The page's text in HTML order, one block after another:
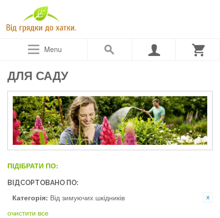
Menu
ДЛЯ САДУ
ПІДІБРАТИ ПО:
ВІДСОРТОВАНО ПО:
Категорія: Від зимуючих шкідників
очистити все